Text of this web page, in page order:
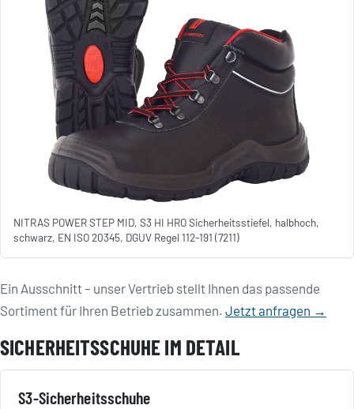
NITRAS POWER STEP MID, S3 HI HRO Sicherheitsstiefel, halbhoch,
schwarz, EN ISO 20345, DGUV Regel 112-191 (7211)
Ein Ausschnitt – unser Vertrieb stellt Ihnen das passende
Sortiment für Ihren Betrieb zusammen. Jetzt anfragen →
SICHERHEITSSCHUHE IM DETAIL
S3-Sicherheitsschuhe